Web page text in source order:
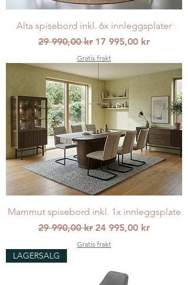
Alta spisebord inkl. 6x innleggsplater
Vanlig pris
29 990,00 kr Salgspris
17 995,00 kr
Gratis frakt
Mammut spisebord inkl. 1x innleggsplate
Vanlig pris
29 990,00 kr Salgspris
24 995,00 kr
Gratis frakt
LAGERSALG